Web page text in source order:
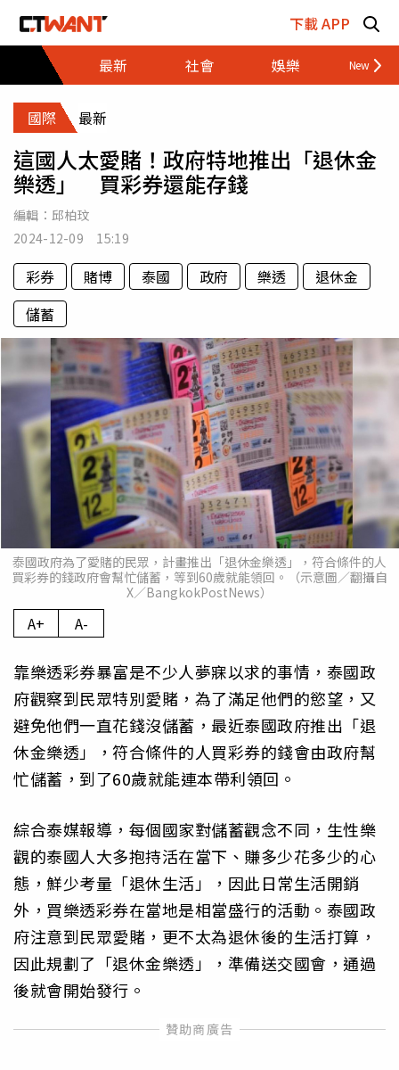
下載 APP
最新
社會 娛樂 財經
國際 最新
這國人太愛賭！政府特地推出「退休金
樂透」 買彩券還能存錢
編輯： 邱柏玟
2024-12-09 15:19
彩券 賭博 泰國 政府 樂透
退休金
儲蓄
泰國政府為了愛賭的民眾，計畫推出「退休金樂透」，符合條件的人
買彩券的錢政府會幫忙儲蓄，等到60歲就能領回。（示意圖／翻攝自
X／BangkokPostNews）
A+ A-
靠樂透彩券暴富是不少人夢寐以求的事情，泰國政
府觀察到民眾特別愛賭，為了滿足他們的慾望，又
避免他們一直花錢沒儲蓄，最近泰國政府推出「退
休金樂透」，符合條件的人買彩券的錢會由政府幫
忙儲蓄，到了60歲就能連本帶利領回。
綜合泰媒報導，每個國家對儲蓄觀念不同，生性樂
觀的泰國人大多抱持活在當下、賺多少花多少的心
態，鮮少考量「退休生活」，因此日常生活開銷
外，買樂透彩券在當地是相當盛行的活動。泰國政
府注意到民眾愛賭，更不太為退休後的生活打算，
因此規劃了「退休金樂透」，準備送交國會，通過
後就會開始發行。